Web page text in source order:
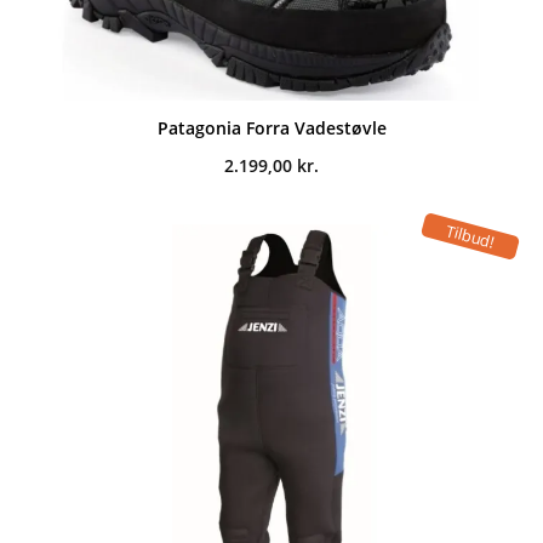
Patagonia Forra Vadestøvle
2.199,00 kr.
Tilbud!